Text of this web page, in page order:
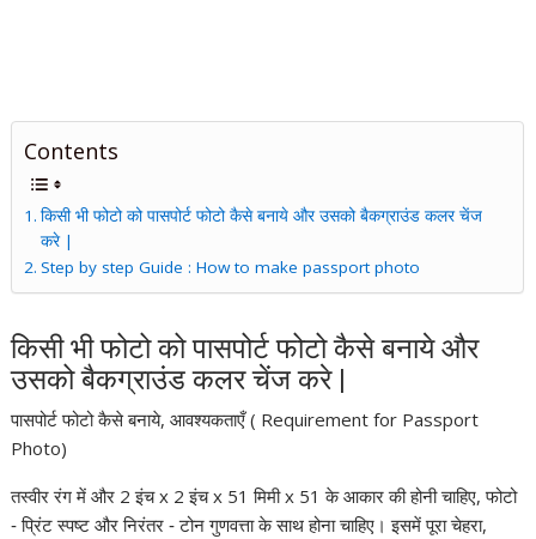
Contents
किसी भी फोटो को पासपोर्ट फोटो कैसे बनाये और उसको बैकग्राउंड कलर चेंज
करे |
Step by step Guide : How to make passport photo
किसी भी फोटो को पासपोर्ट फोटो कैसे बनाये और
उसको बैकग्राउंड कलर चेंज करे |
पासपोर्ट फोटो कैसे बनाये, आवश्यकताएँ ( Requirement for Passport
Photo)
तस्वीर रंग में और 2 इंच x 2 इंच x 51 मिमी x 51 के आकार की होनी चाहिए, फोटो
‐ प्रिंट स्पष्ट और निरंतर ‐ टोन गुणवत्ता के साथ होना चाहिए। इसमें पूरा चेहरा,